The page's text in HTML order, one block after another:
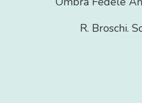
R. Broschi.